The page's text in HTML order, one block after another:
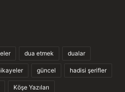
dua etmek dualar
güncel hadisi şerifler
Köşe Yazıları